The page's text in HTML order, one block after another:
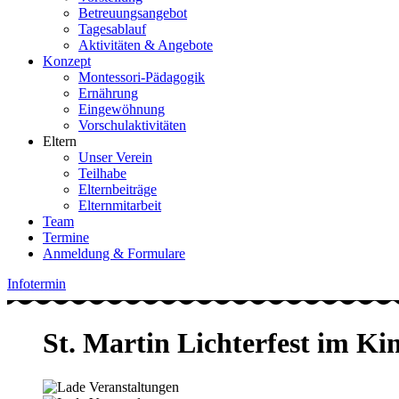
Betreuungsangebot
Tagesablauf
Aktivitäten & Angebote
Konzept
Montessori-Pädagogik
Ernährung
Eingewöhnung
Vorschulaktivitäten
Eltern
Unser Verein
Teilhabe
Elternbeiträge
Elternmitarbeit
Team
Termine
Anmeldung & Formulare
Infotermin
St. Martin Lichterfest im